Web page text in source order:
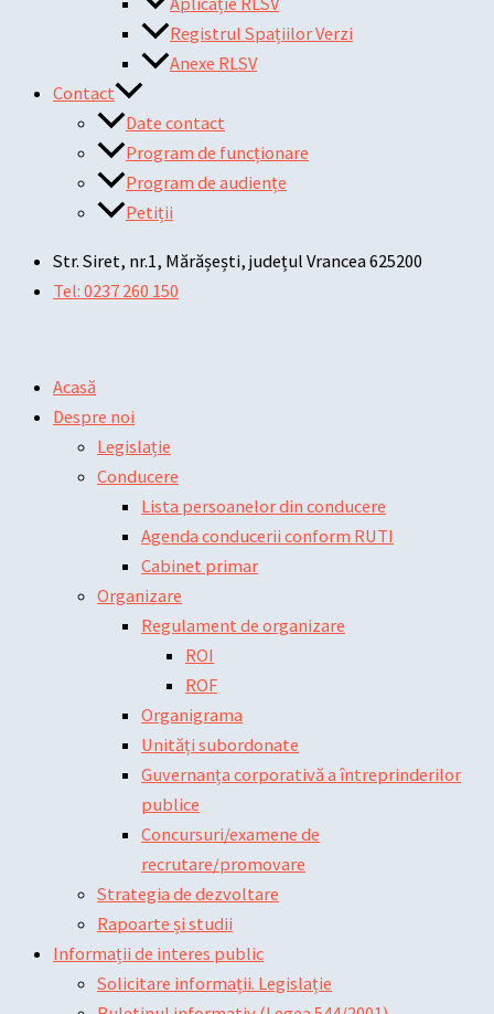
Registrul Spațiilor Verzi
Anexe RLSV
Contact
Date contact
Program de funcționare
Program de audiențe
Petiții
Str. Siret, nr.1, Mărășești, județul Vrancea 625200
Tel: 0237 260 150
Acasă
Despre noi
Legislație
Conducere
Lista persoanelor din conducere
Agenda conducerii conform RUTI
Cabinet primar
Organizare
Regulament de organizare
ROI
ROF
Organigrama
Unități subordonate
Guvernanța corporativă a întreprinderilor
publice
Concursuri/examene de
recrutare/promovare
Strategia de dezvoltare
Rapoarte și studii
Informații de interes public
Solicitare informații. Legislație